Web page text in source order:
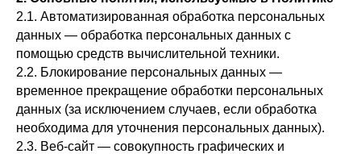
2.1. Автоматизированная обработка персональных
данных — обработка персональных данных с
помощью средств вычислительной техники.
2.2. Блокирование персональных данных —
временное прекращение обработки персональных
данных (за исключением случаев, если обработка
необходима для уточнения персональных данных).
2.3. Веб-сайт — совокупность графических и